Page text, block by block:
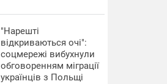
"Нарешті
відкриваються очі":
соцмережі вибухнули
обговоренням міграції
українців з Польщі